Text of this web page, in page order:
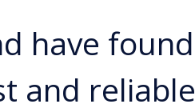
have found
and reliable